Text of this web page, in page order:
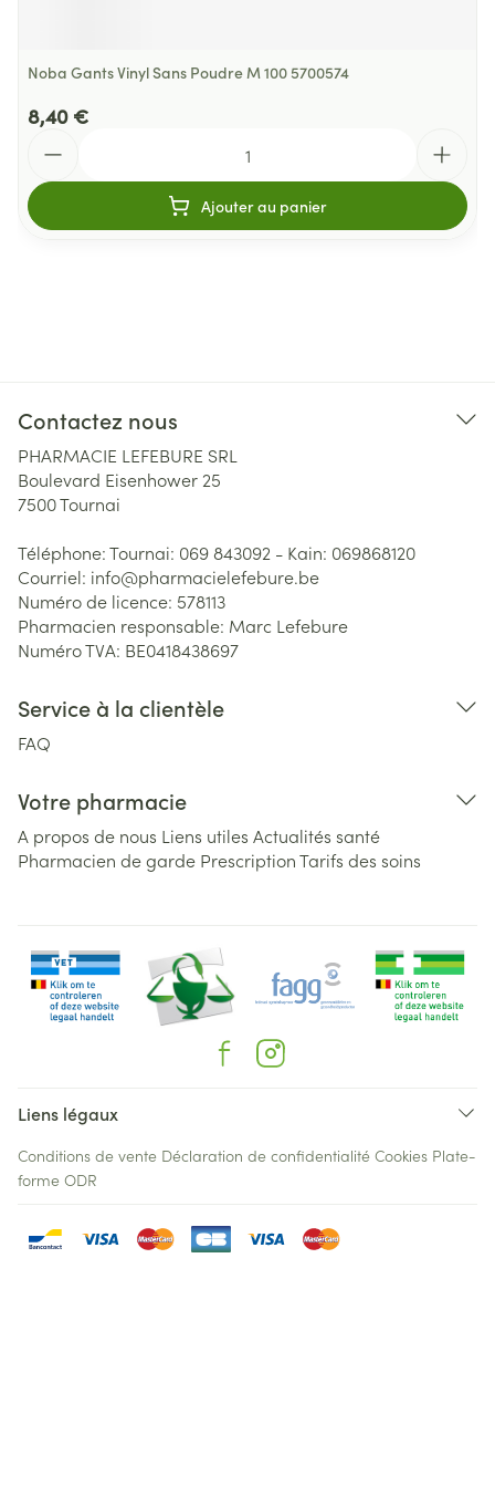
Noba Gants Vinyl Sans Poudre M 100 5700574
8,40 €
Ajouter au panier
Contactez nous
PHARMACIE LEFEBURE SRL
Boulevard Eisenhower 25
7500Tournai
Téléphone:Tournai: 069 843092 - Kain: 069868120
Courriel: info@pharmacielefebure.be
Numéro de licence: 578113
Pharmacien responsable: Marc Lefebure
Numéro TVA: BE0418438697
Service à la clientèle
FAQ
Votre pharmacie
A propos de nous Liens utiles Actualités santé
Pharmacien de garde PrescriptionTarifs des soins
Liens légaux
Conditions de vente Déclaration de confidentialité Cookies Plate-
forme ODR